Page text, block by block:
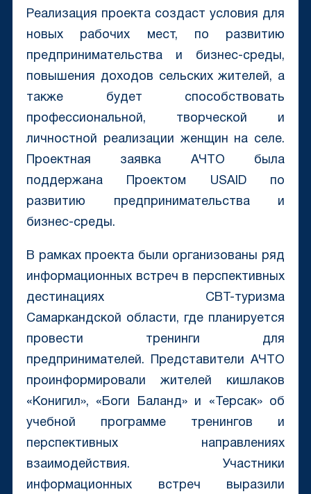
Реализация проекта создаст условия для
новых рабочих мест, по развитию
предпринимательства и бизнес-среды,
повышения доходов сельских жителей, а
также будет способствовать
профессиональной, творческой и
личностной реализации женщин на селе.
Проектная заявка АЧТО была
поддержана Проектом USAID по
развитию предпринимательства и
бизнес-среды.
В рамках проекта были организованы ряд
информационных встреч в перспективных
дестинациях CBT-туризма
Самаркандской области, где планируется
провести тренинги для
предпринимателей. Представители АЧТО
проинформировали жителей кишлаков
«Конигил», «Боги Баланд» и «Терсак» об
учебной программе тренингов и
перспективных направлениях
взаимодействия. Участники
информационных встреч выразили